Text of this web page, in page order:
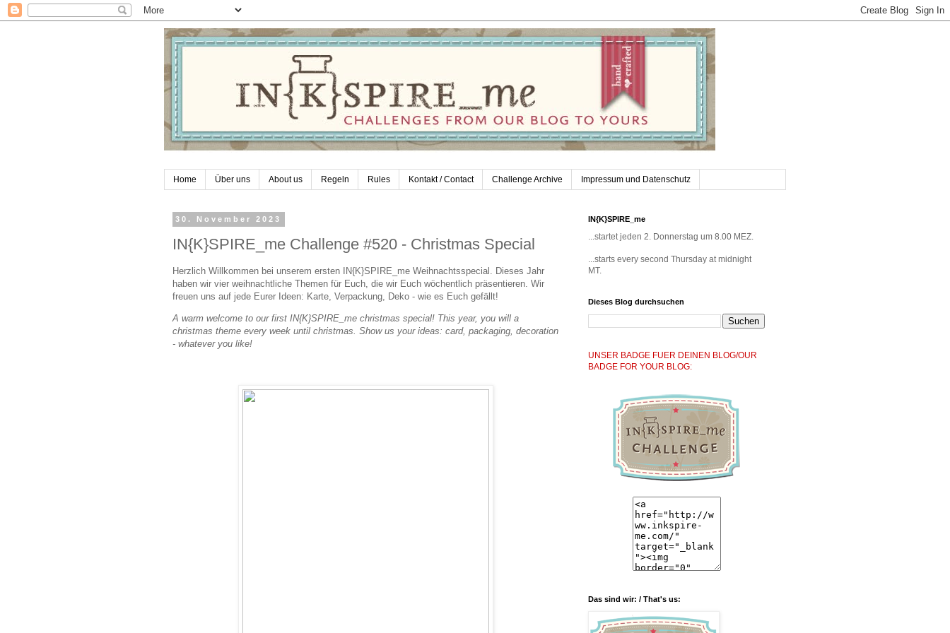
Home Über uns About us Regeln Rules Kontakt / Contact Challenge Archive Impressum und Datenschutz
30. November 2023
IN{K}SPIRE_me Challenge #520 - Christmas Special
Herzlich Willkommen bei unserem ersten IN{K}SPIRE_me Weihnachtsspecial. Dieses Jahr
haben wir vier weihnachtliche Themen für Euch, die wir Euch wöchentlich präsentieren. Wir
freuen uns auf jede Eurer Ideen: Karte, Verpackung, Deko - wie es Euch gefällt!
A warm welcome to our first IN{K}SPIRE_me christmas special! This year, you will a
christmas theme every week until christmas. Show us your ideas: card, packaging, decoration
- whatever you like!
IN{K}SPIRE_me
...startet jeden 2. Donnerstag um 8.00 MEZ.
...starts every second Thursday at midnight
MT.
Dieses Blog durchsuchen
UNSER BADGE FUER DEINEN BLOG/OUR
BADGE FOR YOUR BLOG:
Das sind wir: / That's us: